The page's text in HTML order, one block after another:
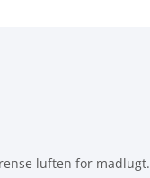
luften for madlugt.